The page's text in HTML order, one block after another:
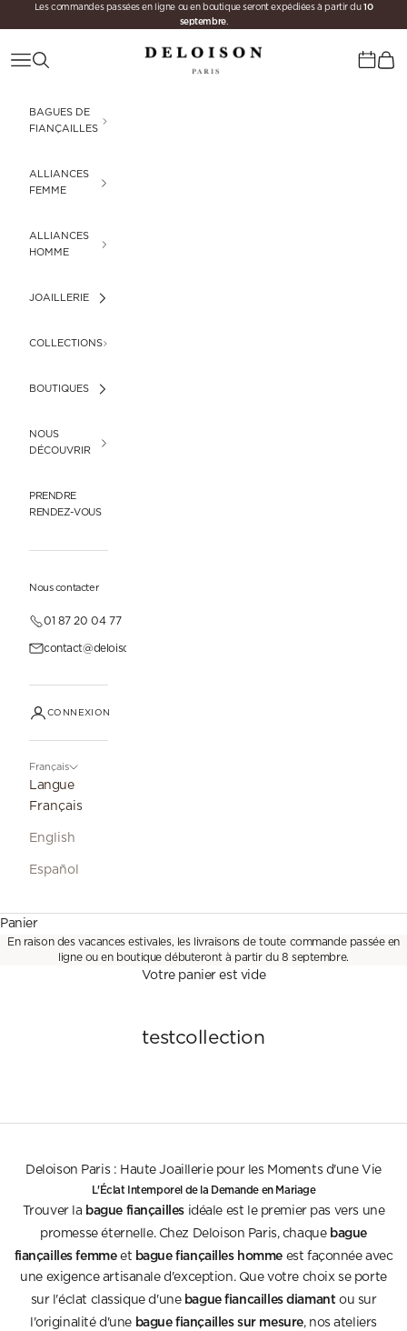
Passer au contenu
Les commandes passées en ligne ou en boutique seront expédiées à partir du10
septembre.
Deloison Paris
MenuRecherche
BAGUES DE
FIANÇAILLES
ALLIANCES
FEMME
ALLIANCES
HOMME
JOAILLERIE
COLLECTIONS
BOUTIQUES
NOUS
DÉCOUVRIR
PRENDRE
RENDEZ-VOUS
Nous contacter
01 87 20 04 77
contact@deloisonparis.com
CONNEXION
Français
Langue
Français
English
Español
Panier
En raison des vacances estivales, les livraisons de toute commande passée en
ligne ou en boutique débuteront à partir du 8 septembre.
Votre panier est vide
testcollection
Deloison Paris : Haute Joaillerie pour les Moments d'une Vie
L'Éclat Intemporel de la Demande en Mariage
Trouver la bague fiançaillesidéale est le premier pas vers une
promesse éternelle. Chez Deloison Paris, chaque bague
fiançailles femmeet bague fiançailles homme est façonnée avec
une exigence artisanale d'exception. Que votre choix se porte
sur l'éclat classique d'une bague fiancailles diamant ou sur
l'originalité d'une bague fiançailles sur mesure, nos ateliers